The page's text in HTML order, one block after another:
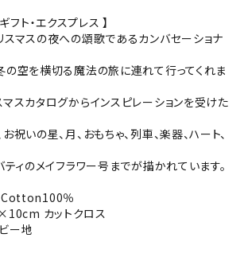
ト・エクスプレス 】
スマスの夜への頌歌であるカンバセーショナ
の空を横切る魔法の旅に連れて行ってくれま
マスカタログからインスピレーションを受けた
祝いの星、月、おもちゃ、列車、楽器、ハート、
ティのメイフラワー号までが描かれています。
Cotton100％
カットクロス
ー地